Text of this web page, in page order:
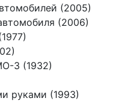
(2005)
(2006)
3 (1932)
руками (1993)